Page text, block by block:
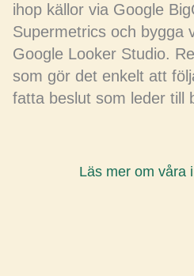
ihop källor via Google
Supermetrics och bygga
Google Looker Studio.
som gör det enkelt att
fatta beslut som leder till
Läs mer om våra